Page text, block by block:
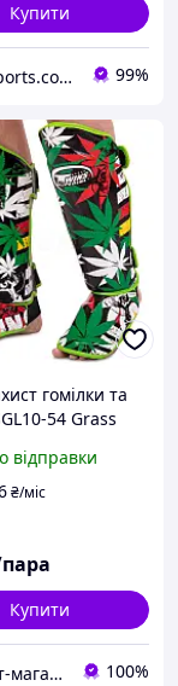
Купити
chuku-sports.com.ua 99%
гомілки та
54 Grass
відправки
₴/міс
Купити
Інтернет-магазин LuckyBird 100%